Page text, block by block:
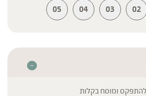
02
03
04
05
ומוסח בקלות